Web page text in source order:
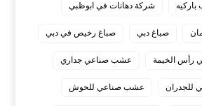
شركة دهانات في ابوظبي
صباغ دبي صباغ رخيص في دبي
رأس الخيمة عشب صناعي جداري
للجدران عشب صناعي للحوش